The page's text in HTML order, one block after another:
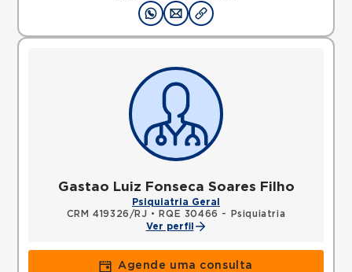
Gastao Luiz Fonseca Soares Filho
Psiquiatria Geral
CRM 419326/RJ •
RQE 30466 - Psiquiatria
Ver perfil
Agende uma consulta